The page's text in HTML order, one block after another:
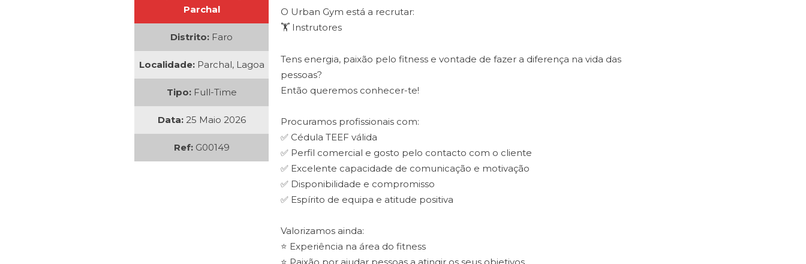
Parchal
Distrito: Faro
Localidade: Parchal, Lagoa
Tipo: Full-Time
Data: 25 Maio 2026
Ref: G00149
O Urban Gym está a recrutar:
🏋️ Instrutores
Tens energia, paixão pelo fitness e vontade de fazer a diferença na vida das
pessoas?
Então queremos conhecer-te!
Procuramos profissionais com:
✅ Cédula TEEF válida
✅ Perfil comercial e gosto pelo contacto com o cliente
✅ Excelente capacidade de comunicação e motivação
✅ Disponibilidade e compromisso
✅ Espírito de equipa e atitude positiva
Valorizamos ainda:
⭐ Experiência na área do fitness